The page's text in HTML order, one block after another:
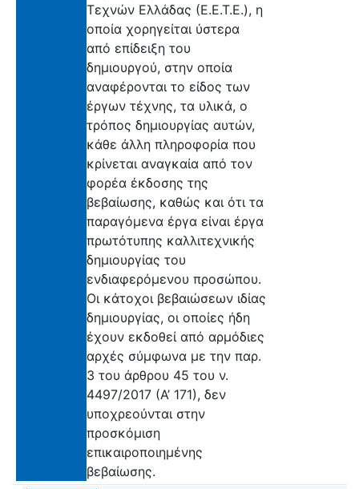
Τεχνών Ελλάδας (Ε.Ε.Τ.Ε.), η
οποία χορηγείται ύστερα
από επίδειξη του
δημιουργού, στην οποία
αναφέρονται το είδος των
έργων τέχνης, τα υλικά, ο
τρόπος δημιουργίας αυτών,
κάθε άλλη πληροφορία που
κρίνεται αναγκαία από τον
φορέα έκδοσης της
βεβαίωσης, καθώς και ότι τα
παραγόμενα έργα είναι έργα
πρωτότυπης καλλιτεχνικής
δημιουργίας του
ενδιαφερόμενου προσώπου.
Οι κάτοχοι βεβαιώσεων ιδίας
δημιουργίας, οι οποίες ήδη
έχουν εκδοθεί από αρμόδιες
αρχές σύμφωνα με την παρ.
3 του άρθρου 45 του ν.
4497/2017 (Α’ 171), δεν
υποχρεούνται στην
προσκόμιση
επικαιροποιημένης
βεβαίωσης.